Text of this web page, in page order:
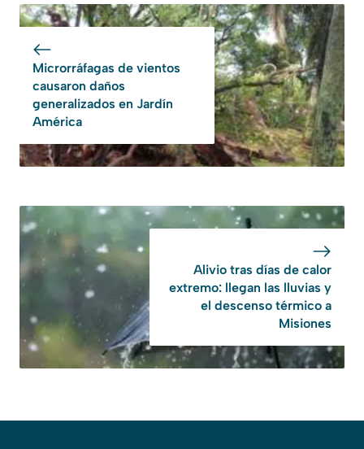
Microrráfagas de vientos
causaron daños
generalizados en Jardín
América
Alivio tras días de calor
extremo: llegan las lluvias y
el descenso térmico a
Misiones